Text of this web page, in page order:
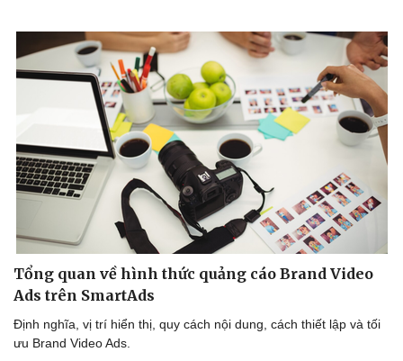
Tổng quan về hình thức quảng cáo Brand Video
Ads trên SmartAds
Định nghĩa, vị trí hiển thị, quy cách nội dung, cách thiết lập và tối
ưu Brand Video Ads.